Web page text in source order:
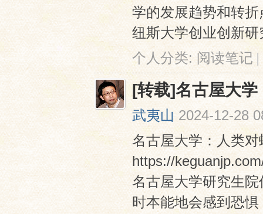
学的发展趋势和转
纽斯大学创业创新
个人分类: 阅读笔记 |
[转载]名古屋大
武夷山 2024-12-28
名古屋大学：人类
https://
名古屋大学研究生
时本能地会感到恐